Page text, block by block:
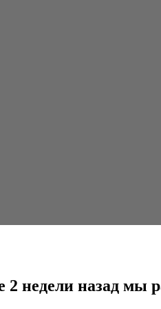
недели назад мы